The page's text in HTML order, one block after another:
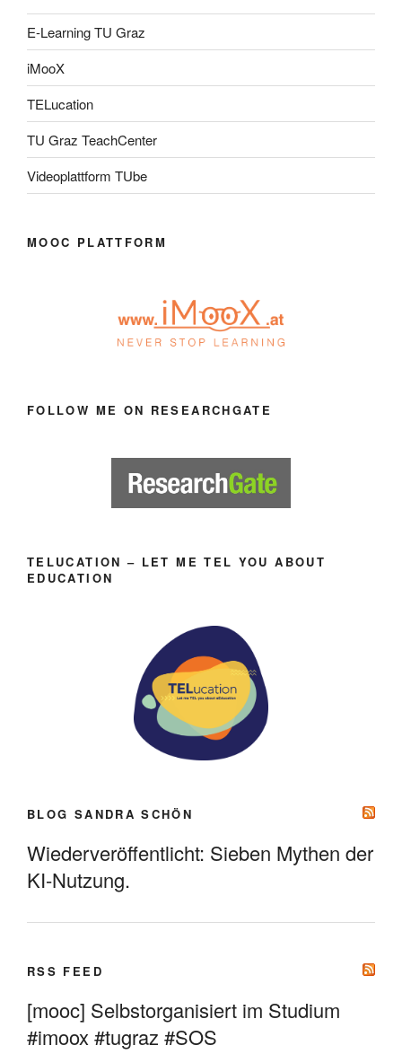
E-Learning TU Graz
iMooX
TELucation
TU Graz TeachCenter
Videoplattform TUbe
MOOC PLATTFORM
FOLLOW ME ON RESEARCHGATE
TELUCATION – LET ME TEL YOU ABOUT
EDUCATION
BLOG SANDRA SCHÖN
Wiederveröffentlicht: Sieben Mythen der
KI-Nutzung.
RSS FEED
[mooc] Selbstorganisiert im Studium
#imoox #tugraz #SOS